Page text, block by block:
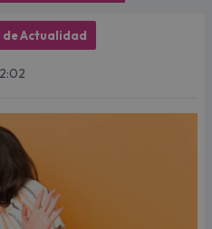
de Actualidad